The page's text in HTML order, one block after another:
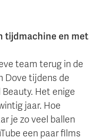
tijdmachine en met
team terug in de
Dove tijdens de
Het enige
jaar. Hoe
je zo veel ballen
een paar films